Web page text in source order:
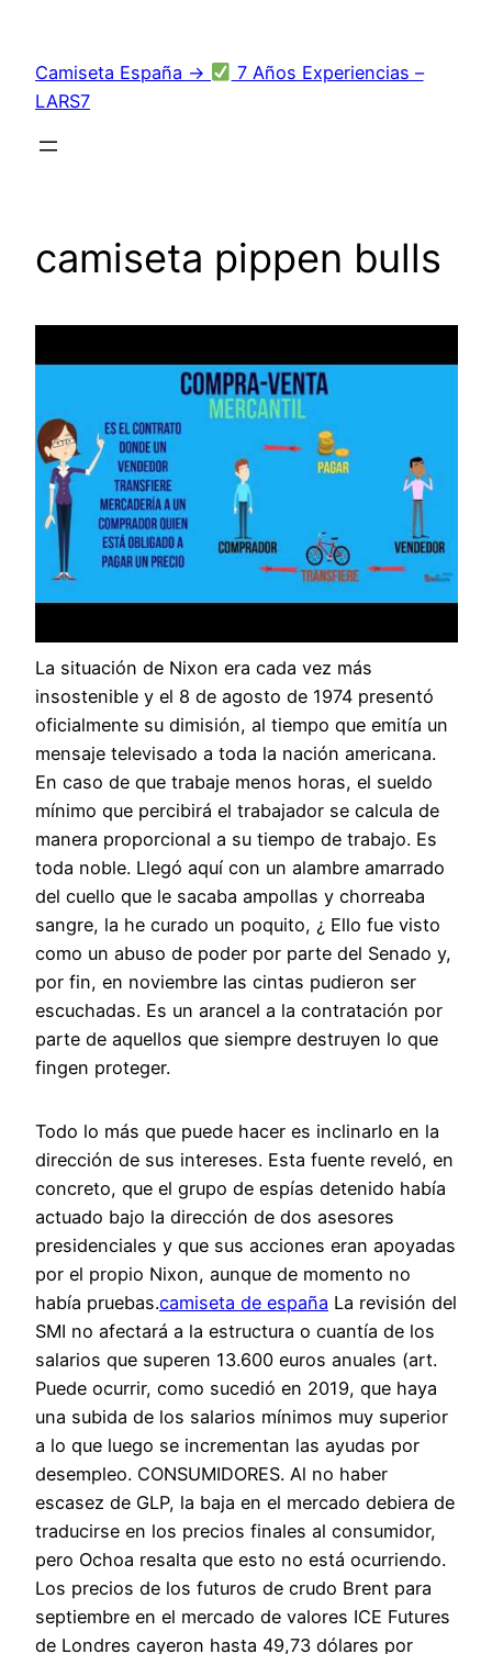
contenido
Camiseta España →
7 Años Experiencias –
LARS7
camiseta pippen bulls
La situación de Nixon era cada vez más
insostenible y el 8 de agosto de 1974 presentó
oficialmente su dimisión, al tiempo que emitía un
mensaje televisado a toda la nación americana.
En caso de que trabaje menos horas, el sueldo
mínimo que percibirá el trabajador se calcula de
manera proporcional a su tiempo de trabajo. Es
toda noble. Llegó aquí con un alambre amarrado
del cuello que le sacaba ampollas y chorreaba
sangre, la he curado un poquito, ¿ Ello fue visto
como un abuso de poder por parte del Senado y,
por fin, en noviembre las cintas pudieron ser
escuchadas. Es un arancel a la contratación por
parte de aquellos que siempre destruyen lo que
fingen proteger.
Todo lo más que puede hacer es inclinarlo en la
dirección de sus intereses. Esta fuente reveló, en
concreto, que el grupo de espías detenido había
actuado bajo la dirección de dos asesores
presidenciales y que sus acciones eran apoyadas
por el propio Nixon, aunque de momento no
había pruebas.camiseta de españa La revisión del
SMI no afectará a la estructura o cuantía de los
salarios que superen 13.600 euros anuales (art.
Puede ocurrir, como sucedió en 2019, que haya
una subida de los salarios mínimos muy superior
a lo que luego se incrementan las ayudas por
desempleo. CONSUMIDORES. Al no haber
escasez de GLP, la baja en el mercado debiera de
traducirse en los precios finales al consumidor,
pero Ochoa resalta que esto no está ocurriendo.
Los precios de los futuros de crudo Brent para
septiembre en el mercado de valores ICE Futures
de Londres cayeron hasta 49,73 dólares por